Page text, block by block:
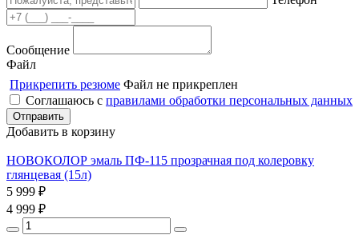
Сообщение
Файл
Прикрепить резюме Файл не прикреплен
Соглашаюсь с правилами обработки персональных данных
Добавить в корзину
НОВОКОЛОР эмаль ПФ-115 прозрачная под колеровку
глянцевая (15л)
5 999 ₽
4 999 ₽